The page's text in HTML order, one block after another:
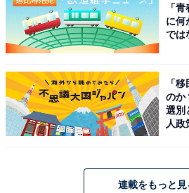
アクセス・料金情報は？ 泊ま
アクセス
所在地：佐賀県佐賀市三瀬村藤原
アクセス：長崎自動車道「佐賀大
分、国道263号線「三瀬トンネル
「
に何
では
「
のか
選別
人政
連載をもっと見